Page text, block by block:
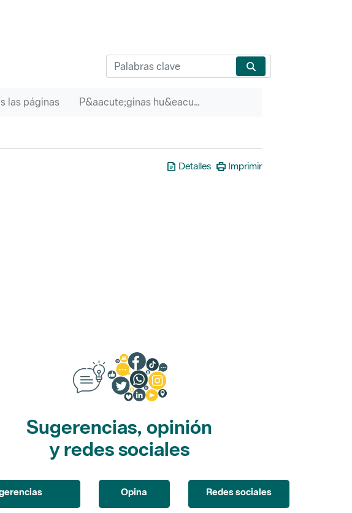
las páginas P&aacute;ginas hu&eacute;rfanas
Detalles Imprimir
de 5.
Sugerencias, opinión
y redes sociales
Opina Redes sociales